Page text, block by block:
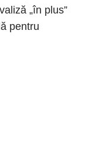
„în plus”
pentru